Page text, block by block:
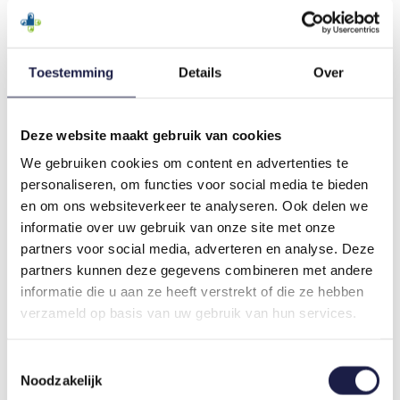
Toestemming Details Over
Deze website maakt gebruik van cookies
We gebruiken cookies om content en advertenties te
personaliseren, om functies voor social media te bieden
en om ons websiteverkeer te analyseren. Ook delen we
informatie over uw gebruik van onze site met onze
partners voor social media, adverteren en analyse. Deze
partners kunnen deze gegevens combineren met andere
informatie die u aan ze heeft verstrekt of die ze hebben
verzameld op basis van uw gebruik van hun services.
Noodzakelijk
Onsior 6 mg
€ 51,68
Prijzen zijn incl. BTW en exclusief
diergeneesmiddel (UDA). Deze website is
informatief en verkoopt geen receptplichtige UDA-
WAAR KAN IK ONSIOR KAT KOPEN?
Dit diergeneesmiddel is UDA gecategoriseerd. UDA
staat voor "Uitsluitend bij eenDierenarts of bij een
Apotheek" en verwijst naar diergeneesmiddelen
die alleen door een dierenarts mogen worden
afgeleverd, of door een apotheek op
diergeneeskundig voorschrift van een dierenarts.
Dit betekent dat je voor deze medicijnen een
receptvan je dierenarts nodig hebt als je het koopt
Dit geneesmiddel mag niet verkocht worden via
een website; alles dient te verlopen via persoonlijk